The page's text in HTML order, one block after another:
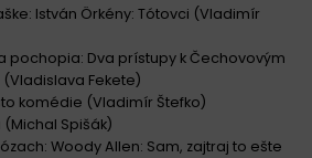
István Örkény: Tótovci (Vladimír
pochopia: Dva prístupy k Čechovovým
Fekete)
komédie (Vladimír Štefko)
Spišák)
Woody Allen: Sam, zajtraj to ešte